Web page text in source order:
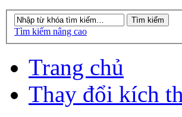
Tìm kiếm nâng cao
Trang chủ
Thay đổi kích